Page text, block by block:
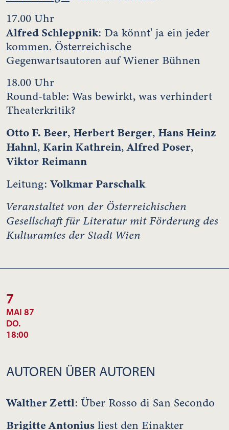
17.00 Uhr
Alfred Schleppnik: Da könnt' ja ein jeder
kommen. Österreichische
Gegenwartsautoren auf Wiener Bühnen
18.00 Uhr
Round-table: Was bewirkt, was verhindert
Theaterkritik?
Otto F. Beer, Herbert Berger, Hans Heinz
Hahnl, Karin Kathrein,Alfred Poser,
Viktor Reimann
Leitung:Volkmar Parschalk
Veranstaltet von der Österreichischen
Gesellschaft für Literatur mit Förderung des
Kulturamtes der Stadt Wien
7
MAI 87
DO.
18:00
AUTOREN ÜBER AUTOREN
Walther Zettl: Über Rosso di San Secondo
Brigitte Antonius liest den Einakter